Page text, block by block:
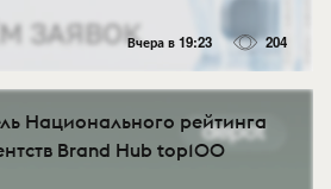
Вчера в 19:23 204
Национального рейтинга
Brand Hub top100